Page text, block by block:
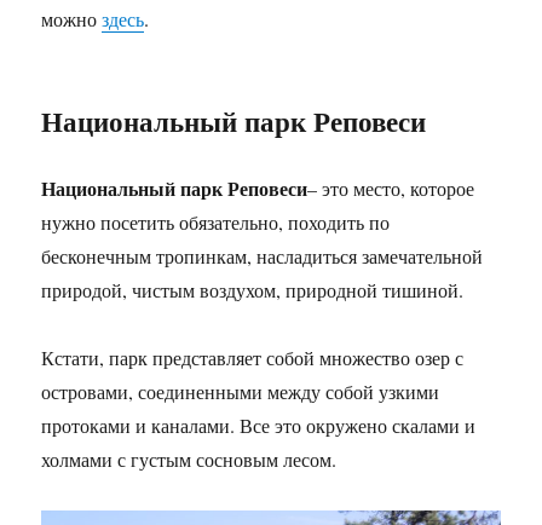
можноздесь.
Национальный парк Реповеси
Национальный парк Реповеси– это место, которое
нужно посетить обязательно, походить по
бесконечным тропинкам, насладиться замечательной
природой, чистым воздухом, природной тишиной.
Кстати, парк представляет собой множество озер с
островами, соединенными между собой узкими
протоками и каналами. Все это окружено скалами и
холмами с густым сосновым лесом.